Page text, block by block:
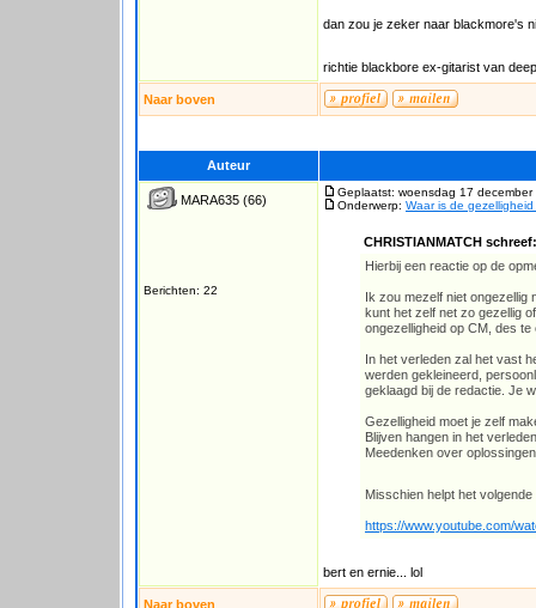
dan zou je zeker naar blackmore's
richtie blackbore ex-gitarist van
Naar boven
Auteur
MARA635 (66)
Berichten: 22
Geplaatst: woensdag 17
Onderwerp: Waar is de
CHRISTIANMATCH schreef:
Hierbij een reactie op de
Ik zou mezelf niet ongezellig
kunt het zelf net zo gezellig
ongezelligheid op CM, des
In het verleden zal het vast
werden gekleineerd,
geklaagd bij de redactie. Je
Gezelligheid moet je zelf
Blijven hangen in het
Meedenken over
Misschien helpt het
https://www.youtube.com/
bert en ernie... lol
Naar boven